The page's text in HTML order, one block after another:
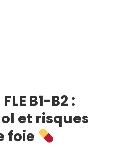
B1-B2 :
et risques
foie